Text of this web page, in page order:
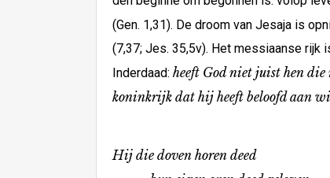
(Gen. 1,31). De droom van Jesaja is
(7,37; Jes. 35,5v). Het messiaanse rijk
Inderdaad: heeft God niet juist hen
koninkrijk dat hij heeft beloofd aan
Hij die doven horen deed